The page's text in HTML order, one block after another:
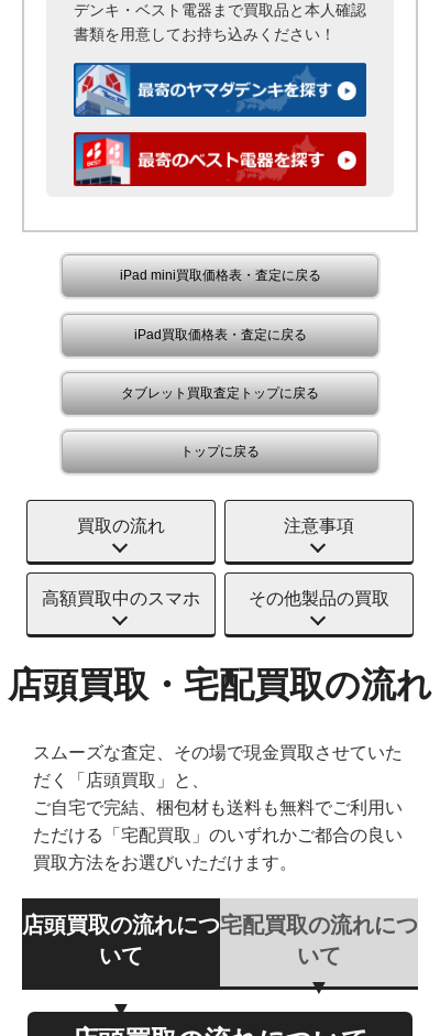
デンキ・ベスト電器まで買取品と本人確認
書類を用意してお持ち込みください！
iPad mini買取価格表・査定に戻る
iPad買取価格表・査定に戻る
タブレット買取査定トップに戻る
トップに戻る
買取の流れ 注意事項
高額買取中のスマホ その他製品の買取
店頭買取・宅配買取の流れ
スムーズな査定、その場で現金買取させていた
だく「店頭買取」と、
ご自宅で完結、梱包材も送料も無料でご利用い
ただける「宅配買取」のいずれかご都合の良い
買取方法をお選びいただけます。
店頭買取の流れにつ
いて
宅配買取の流れにつ
いて